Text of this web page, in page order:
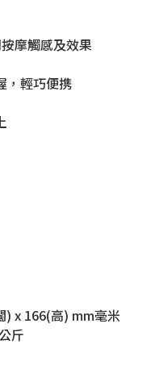
摩觸感及效果
，輕巧便携
) x 166(高) mm毫米
斤